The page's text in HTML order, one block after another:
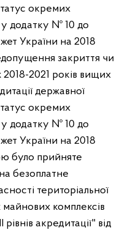
окремих
додатку № 10 до
України на 2018
закриття чи
2021 років вищих
державної
окремих
додатку № 10 до
України на 2018
було прийняте
безоплатне
територіальної
майнових комплексів
акредитації" від